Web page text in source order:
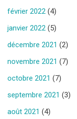
février 2022 (4)
janvier 2022 (5)
décembre 2021 (2)
novembre 2021 (7)
octobre 2021 (7)
septembre 2021 (3)
août 2021 (4)